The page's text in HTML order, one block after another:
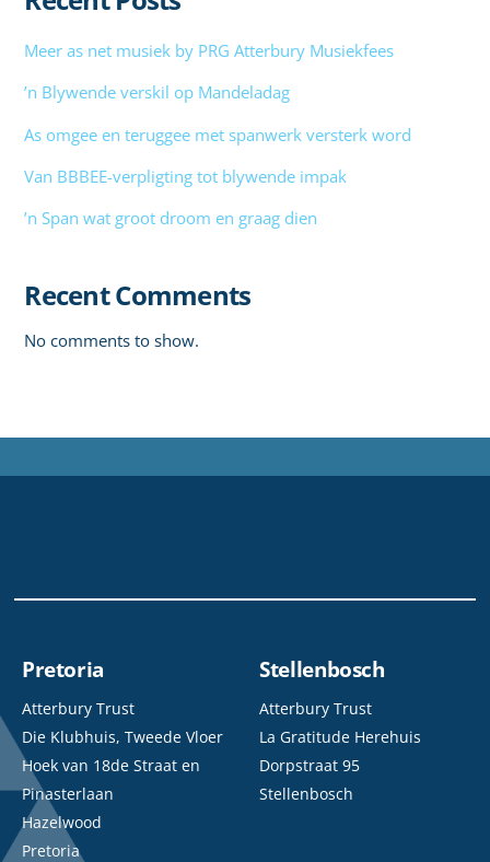
Meer as net musiek by PRG Atterbury Musiekfees
’n Blywende verskil op Mandeladag
As omgee en teruggee met spanwerk versterk word
Van BBBEE-verpligting tot blywende impak
’n Span wat groot droom en graag dien
Recent Comments
No comments to show.
Pretoria
Atterbury Trust
Die Klubhuis, Tweede Vloer
Hoek van 18de Straat en
Pinasterlaan
Hazelwood
Pretoria
Stellenbosch
Atterbury Trust
La Gratitude Herehuis
Dorpstraat 95
Stellenbosch